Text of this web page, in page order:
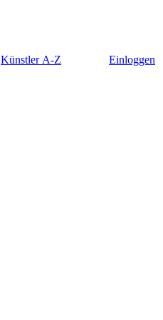
Künstler A-Z Einloggen